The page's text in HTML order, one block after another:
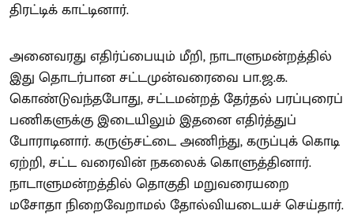
திரட்டிக் காட்டினார்.
அனைவரது எதிர்ப்பையும் மீறி, நாடாளுமன்றத்தில்
இது தொடர்பான சட்டமுன்வரைவை பா.ஜ.க.
கொண்டுவந்தபோது, சட்டமன்றத் தேர்தல் பரப்புரைப்
பணிகளுக்கு இடையிலும் இதனை எதிர்த்துப்
போராடினார். கருஞ்சட்டை அணிந்து, கருப்புக் கொடி
ஏற்றி, சட்ட வரைவின் நகலைக் கொளுத்தினார்.
நாடாளுமன்றத்தில் தொகுதி மறுவரையறை
மசோதா நிறைவேறாமல் தோல்வியடையச் செய்தார்.